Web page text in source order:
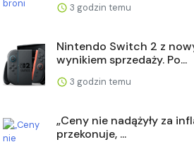
3 godzin temu
Nintendo Switch 2 z
wynikiem sprzedaży. Po...
3 godzin temu
„Ceny nie nadążyły za
przekonuje, ...